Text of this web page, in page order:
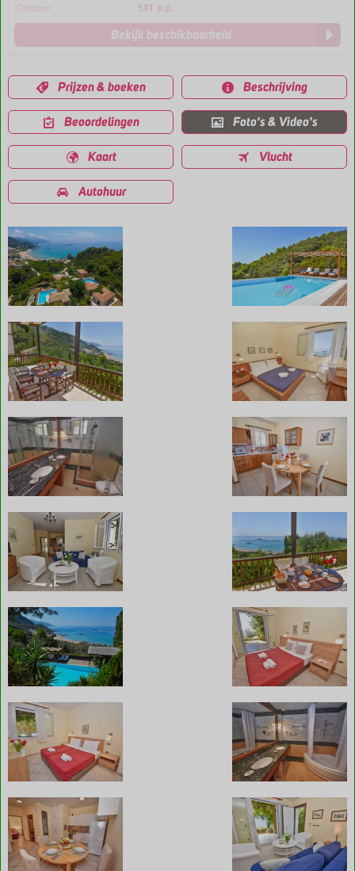
Oktober
581 p.p.
Bekijk beschikbaarheid
Prijzen & boeken Beschrijving
Beoordelingen Foto's & Video's
Kaart Vlucht
Autohuur